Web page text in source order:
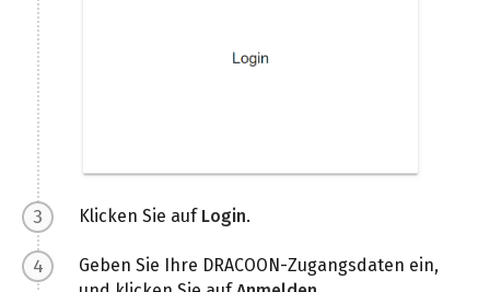
Klicken Sie auf Login.
Geben Sie Ihre DRACOON-Zugangsdaten ein,